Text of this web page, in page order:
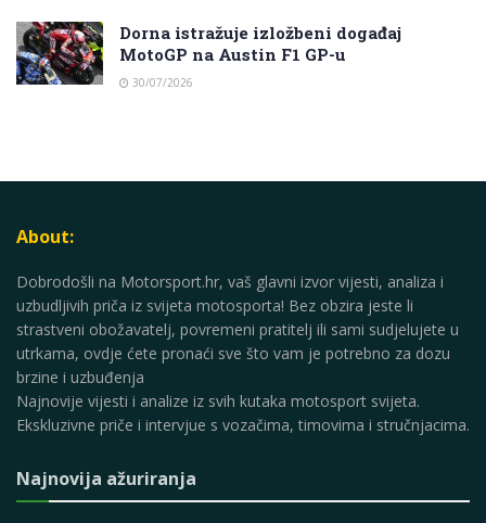
Dorna istražuje izložbeni događaj
MotoGP na Austin F1 GP-u
30/07/2026
About:
Dobrodošli na Motorsport.hr, vaš glavni izvor vijesti, analiza i
uzbudljivih priča iz svijeta motosporta! Bez obzira jeste li
strastveni obožavatelj, povremeni pratitelj ili sami sudjelujete u
utrkama, ovdje ćete pronaći sve što vam je potrebno za dozu
brzine i uzbuđenja
Najnovije vijesti i analize iz svih kutaka motosport svijeta.
Ekskluzivne priče i intervjue s vozačima, timovima i stručnjacima.
Najnovija ažuriranja